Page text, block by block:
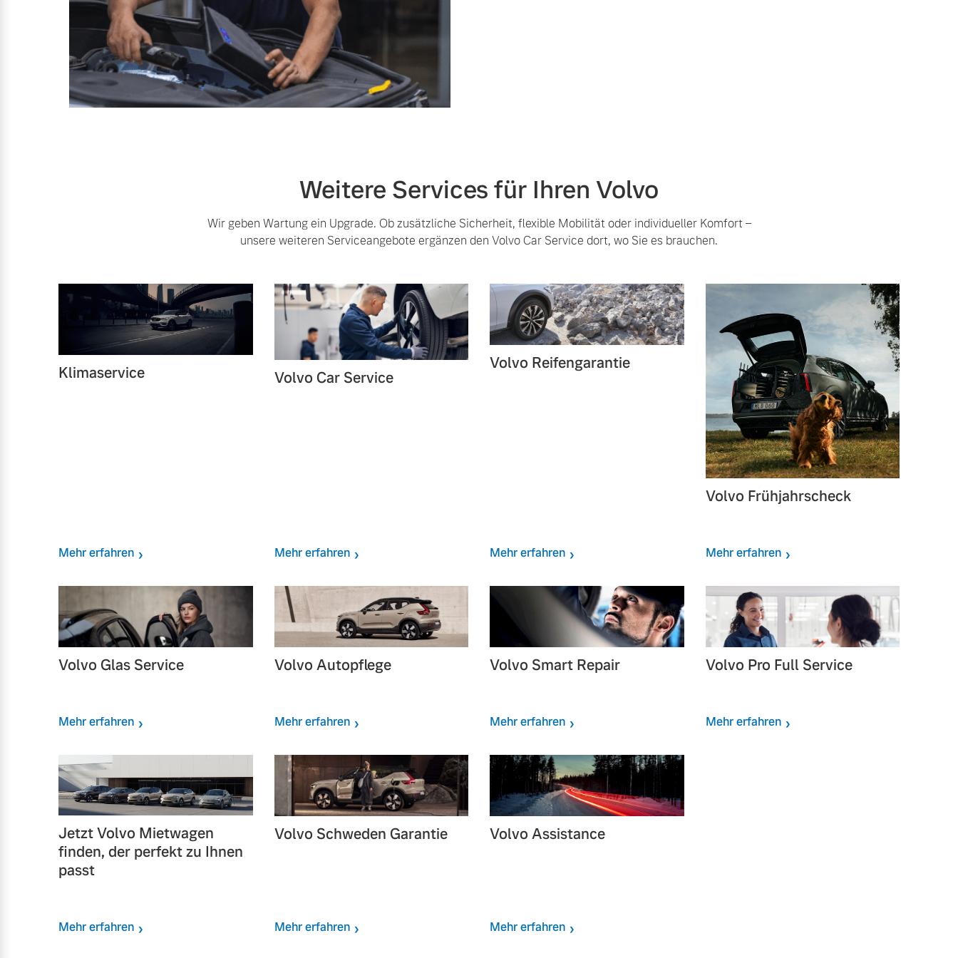
Weitere Services für Ihren Volvo
Wir geben Wartung ein Upgrade. Ob zusätzliche Sicherheit, flexible Mobilität oder individueller Komfort –
unsere weiteren Serviceangebote ergänzen den Volvo Car Service dort, wo Sie es brauchen.
Klimaservice
Mehr erfahren
Volvo Car Service
Mehr erfahren
Volvo Reifengarantie
Mehr erfahren
Volvo Frühjahrscheck
Mehr erfahren
Volvo Glas Service
Mehr erfahren
Volvo Autopflege
Mehr erfahren
Volvo Smart Repair
Mehr erfahren
Volvo Pro Full Service
Mehr erfahren
Jetzt Volvo Mietwagen
finden, der perfekt zu Ihnen
passt
Mehr erfahren
Volvo Schweden Garantie
Mehr erfahren
Volvo Assistance
Mehr erfahren